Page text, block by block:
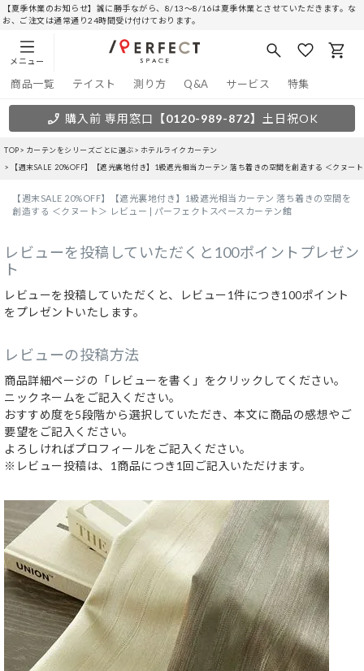
【夏季休業のお知らせ】誠に勝手ながら、8/13～8/16は夏季休業とさせていただきます。な
お、ご注文は通常通り24時間受け付けております。
メニュー
商品一覧 テイスト 測り方 Q&A サービス 特集
購入前 専用窓口 【0120-989-872】 土日祝OK
TOP カーテンをシリーズごとに選ぶ
ホテルライクカーテン
【週末SALE 20%OFF】【遮光裏地付き】1級遮光相当カーテン 落ち着きの空間を創造する ＜クヌー
【週末SALE 20%OFF】【遮光裏地付き】1級遮光相当カーテン 落ち着きの空間を
創造する ＜クヌート＞ レビュー | パーフェクトスペースカーテン館
レビューを投稿していただくと100ポイントプレゼン
ト
レビューを投稿していただくと、レビュー1件につき100ポイント
をプレゼントいたします。
レビューの投稿方法
商品詳細ページの「レビューを書く」をクリックしてください。
ニックネームをご記入ください。
おすすめ度を5段階から選択していただき、本文に商品の感想やご
要望をご記入ください。
よろしければプロフィールをご記入ください。
※レビュー投稿は、1商品につき1回ご記入いただけます。